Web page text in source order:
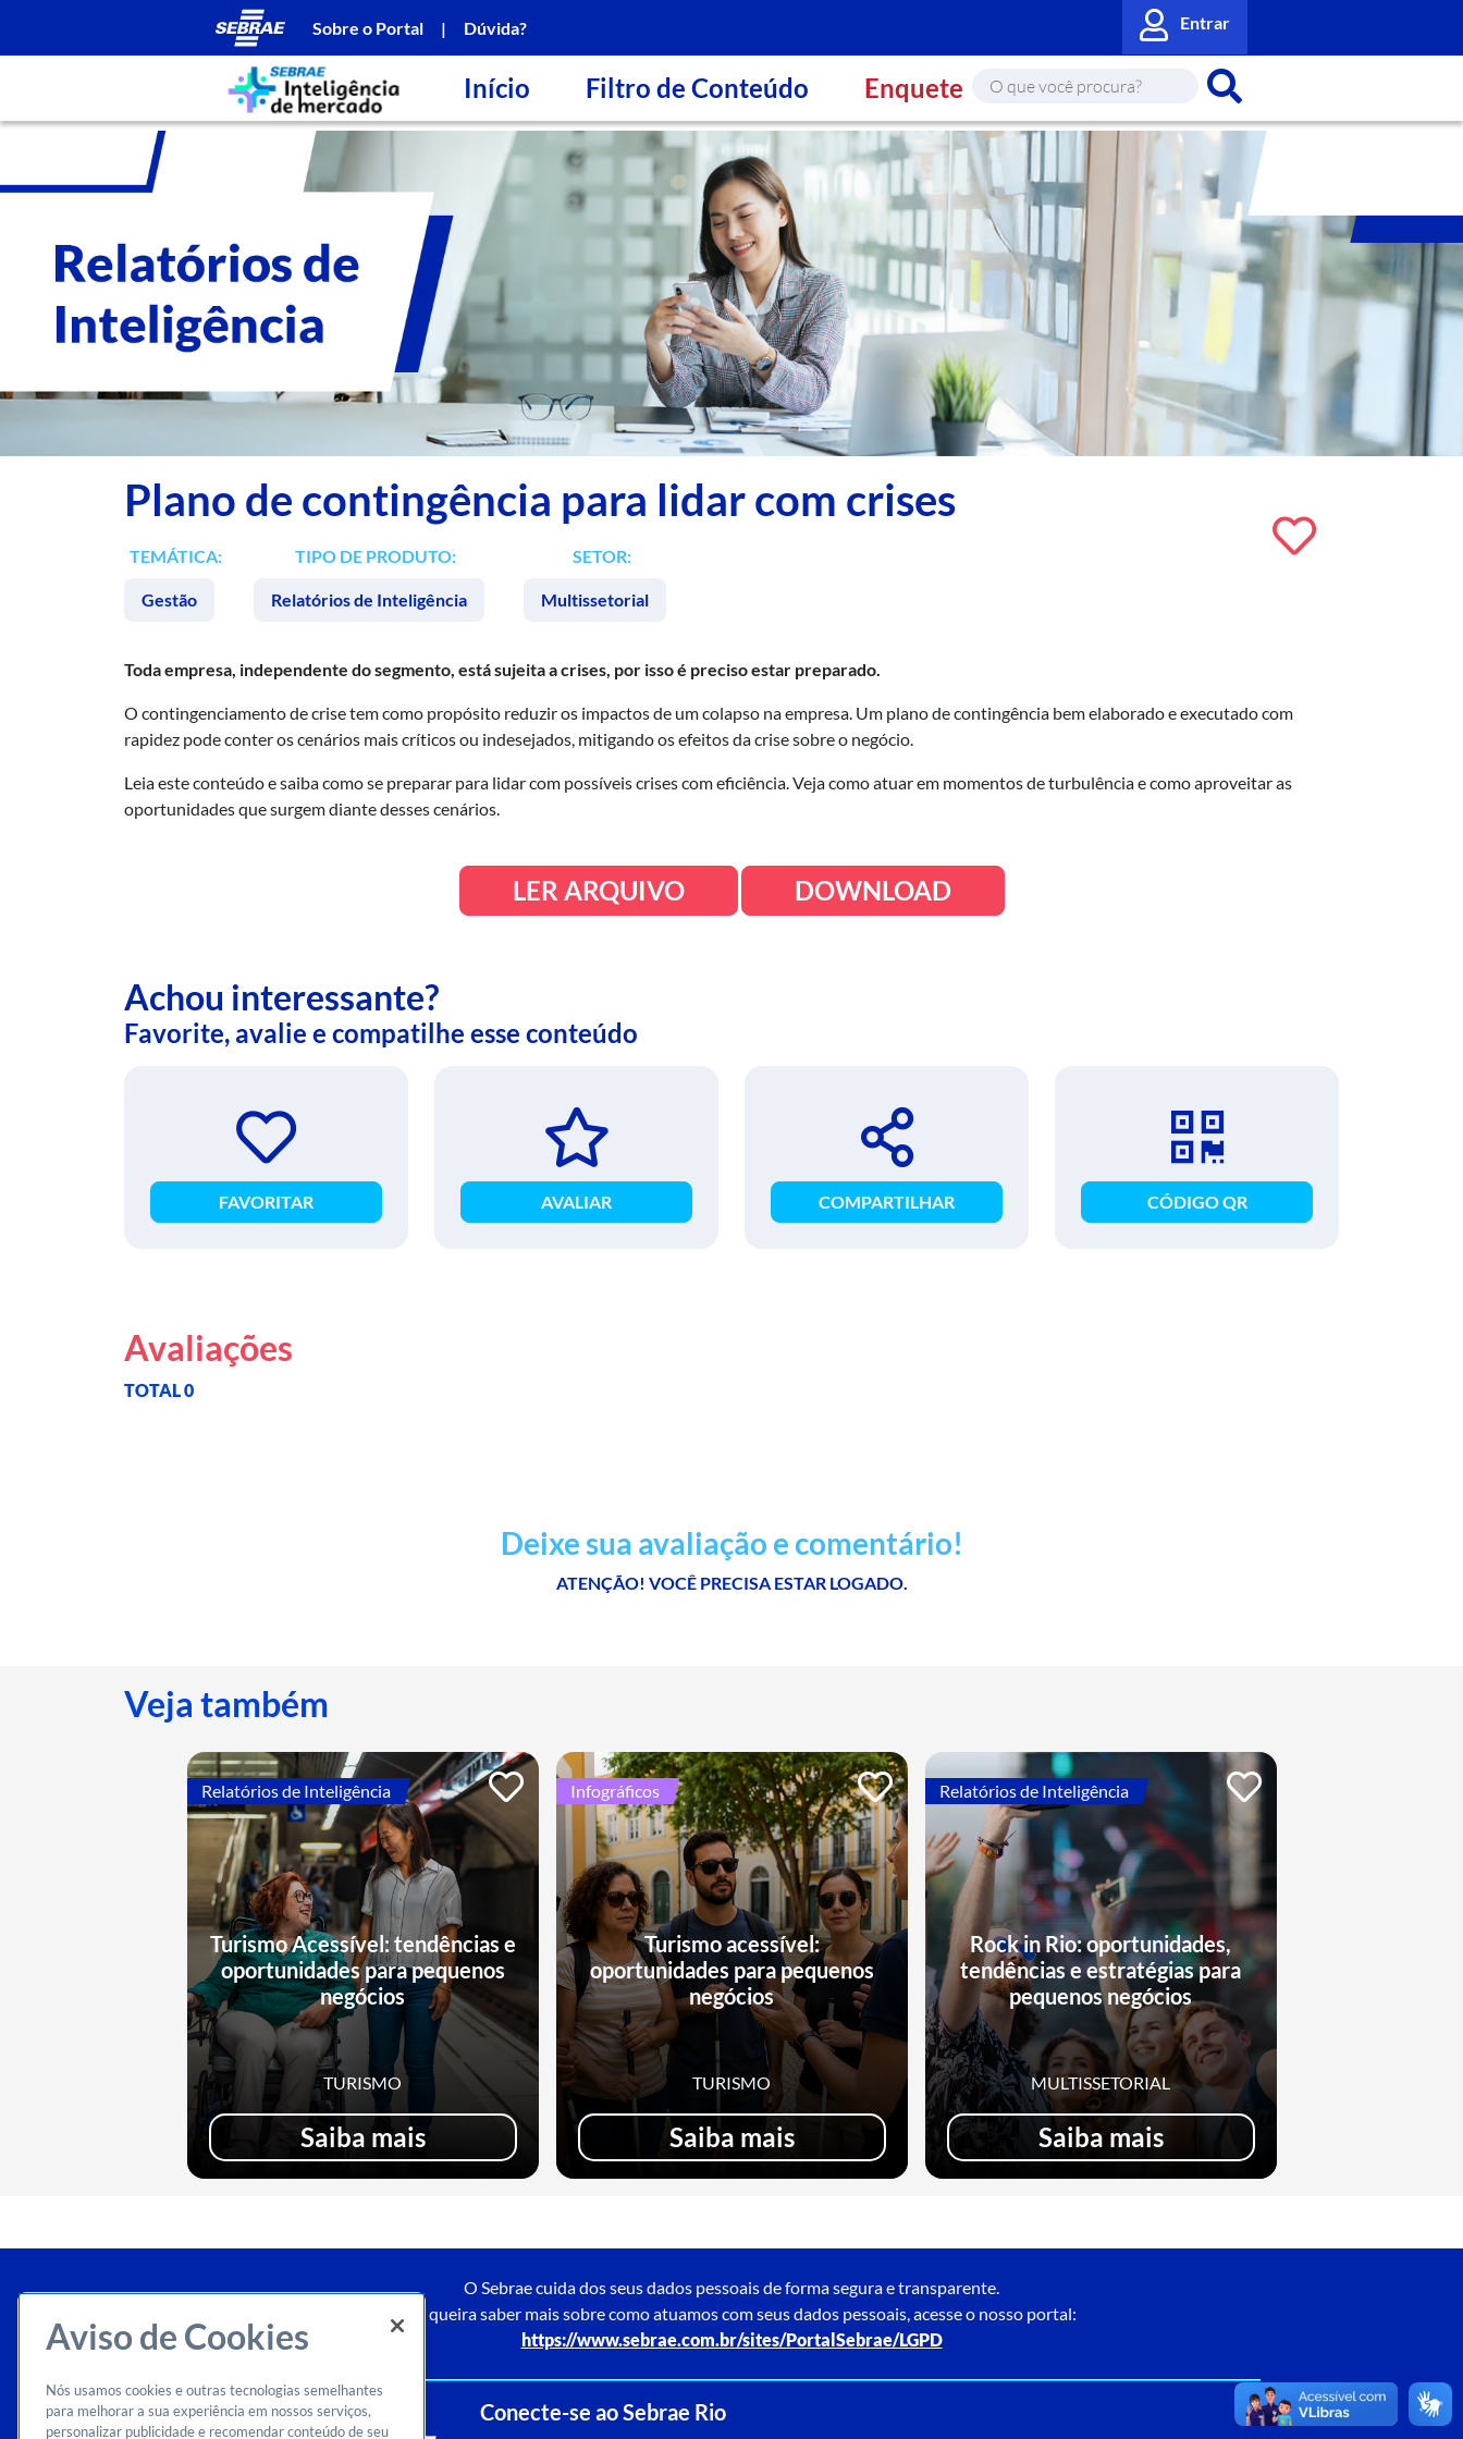
Sobre o Portal | Dúvida? Entrar
Início Filtro de Conteúdo Enquete
Plano de contingência para lidar com crises
TEMÁTICA:
Gestão
TIPO DE PRODUTO:
Relatórios de Inteligência
SETOR:
Multissetorial
Toda empresa, independente do segmento, está sujeita a crises, por isso é preciso estar preparado.
O contingenciamento de crise tem como propósito reduzir os impactos de um colapso na empresa. Um plano de contingência bem elaborado e executado com
rapidez pode conter os cenários mais críticos ou indesejados, mitigando os efeitos da crise sobre o negócio.
Leia este conteúdo e saiba como se preparar para lidar com possíveis crises com eficiência. Veja como atuar em momentos de turbulência e como aproveitar as
oportunidades que surgem diante desses cenários.
LER ARQUIVO DOWNLOAD
Achou interessante?
Favorite, avalie e compatilhe esse conteúdo
FAVORITAR AVALIAR COMPARTILHAR CÓDIGO QR
Avaliações
TOTAL 0
Deixe sua avaliação e comentário!
ATENÇÃO! VOCÊ PRECISA ESTAR LOGADO.
Veja também
Relatórios de Inteligência
Turismo Acessível: tendências e
oportunidades para pequenos
negócios
TURISMO
Saiba mais
Infográficos
Turismo acessível:
oportunidades para pequenos
negócios
TURISMO
Saiba mais
Relatórios de Inteligência
Rock in Rio: oportunidades,
tendências e estratégias para
pequenos negócios
MULTISSETORIAL
Saiba mais
O Sebrae cuida dos seus dados pessoais de forma segura e transparente.
Caso queira saber mais sobre como atuamos com seus dados pessoais, acesse o nosso portal:
https://www.sebrae.com.br/sites/PortalSebrae/LGPD
Conecte-se ao Sebrae Rio
Aviso de Cookies
Nós usamos cookies e outras tecnologias semelhantes
para melhorar a sua experiência em nossos serviços,
personalizar publicidade e recomendar conteúdo de seu